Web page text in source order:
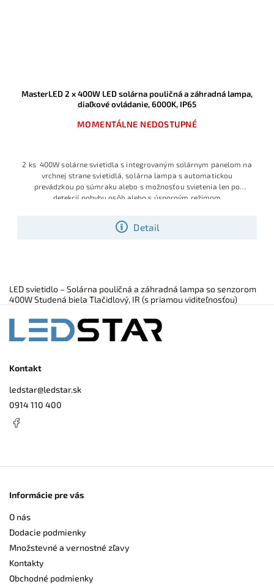
MasterLED 2 x 400W LED solárna pouličná a záhradná lampa,
diaľkové ovládanie, 6000K, IP65
MOMENTÁLNE NEDOSTUPNÉ
Detail
2 ks 400W solárne svietidla s integrovaným solárnym panelom na
vrchnej strane svietidlá, solárna lampa s automatickou
prevádzkou po súmraku alebo s možnosťou svietenia len po
detekcií pohybu osôb alebo s úsporným režimom
LED svietidlo – Solárna pouličná a záhradná lampa so senzorom
400W Studená biela Tlačidlový, IR (s priamou viditeľnosťou)
Kontakt
ledstar@ledstar.sk
0914 110 400
Informácie pre vás
O nás
Dodacie podmienky
Množstevné a vernostné zľavy
Kontakty
Obchodné podmienky